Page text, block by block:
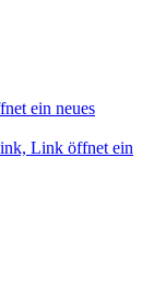
ein neues
Link öffnet ein